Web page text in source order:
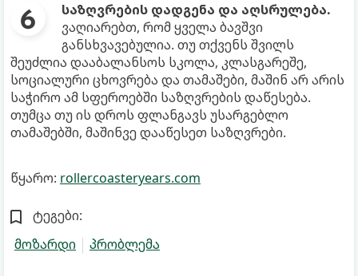
საზღვრების დადგენა და აღსრულება.
ვაღიარებთ, რომ ყველა ბავშვი
განსხვავებულია. თუ თქვენს შვილს
შეუძლია დააბალანსოს სკოლა, კლასგარეშე,
სოციალური ცხოვრება და თამაშები, მაშინ არ არის
საჭირო ამ სფეროებში საზღვრების დაწესება.
თუმცა თუ ის დროს ფლანგავს უსარგებლო
თამაშებში, მაშინვე დააწესეთ საზღვრები.
წყარო: rollercoasteryears.com
ტეგები:
მოზარდი
პრობლემა